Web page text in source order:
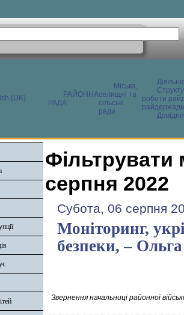
РАЙОННА
РАДА
Міська,
селищні та
сільські
ради
роботи
Фільтрувати
серпня 2022
Субота, 06 серпня
Моніторинг,
безпеки, –
Звернення начальниці районної